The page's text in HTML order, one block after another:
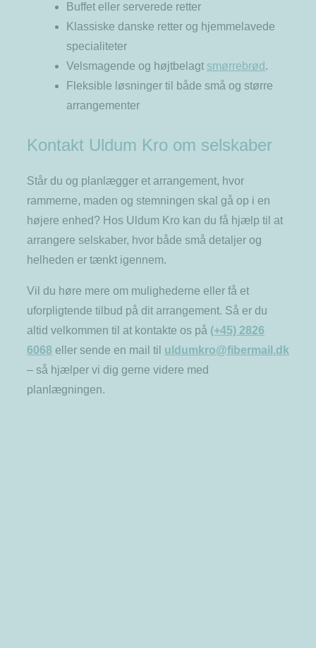
Buffet eller serverede retter
Klassiske danske retter og hjemmelavede
specialiteter
Velsmagende og højtbelagt smørrebrød .
Fleksible løsninger til både små og større
arrangementer
Kontakt Uldum Kro om selskaber
Står du og planlægger et arrangement, hvor
rammerne, maden og stemningen skal gå op i en
højere enhed? Hos Uldum Kro kan du få hjælp til at
arrangere selskaber, hvor både små detaljer og
helheden er tænkt igennem.
Vil du høre mere om mulighederne eller få et
uforpligtende tilbud på dit arrangement. Så er du
altid velkommen til at kontakte os på (+45) 2826
6068 eller sende en mail til uldumkro@fibermail.dk
– så hjælper vi dig gerne videre med
planlægningen.